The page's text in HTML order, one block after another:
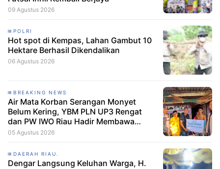
09 Agustus 2026
POLRI
Hot spot di Kempas, Lahan Gambut 10
Hektare Berhasil Dikendalikan
06 Agustus 2026
BREAKING NEWS
Air Mata Korban Serangan Monyet
Belum Kering, YBM PLN UP3 Rengat
dan PW IWO Riau Hadir Membawa
Harapan
05 Agustus 2026
DAERAH RIAU.
Dengar Langsung Keluhan Warga, H.